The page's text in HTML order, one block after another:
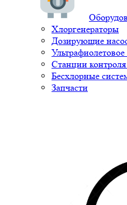
Хлоргенераторы
Дозирующие
Станции
Бесхлорные
Запчасти